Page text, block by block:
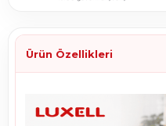
Ürün Özellikleri